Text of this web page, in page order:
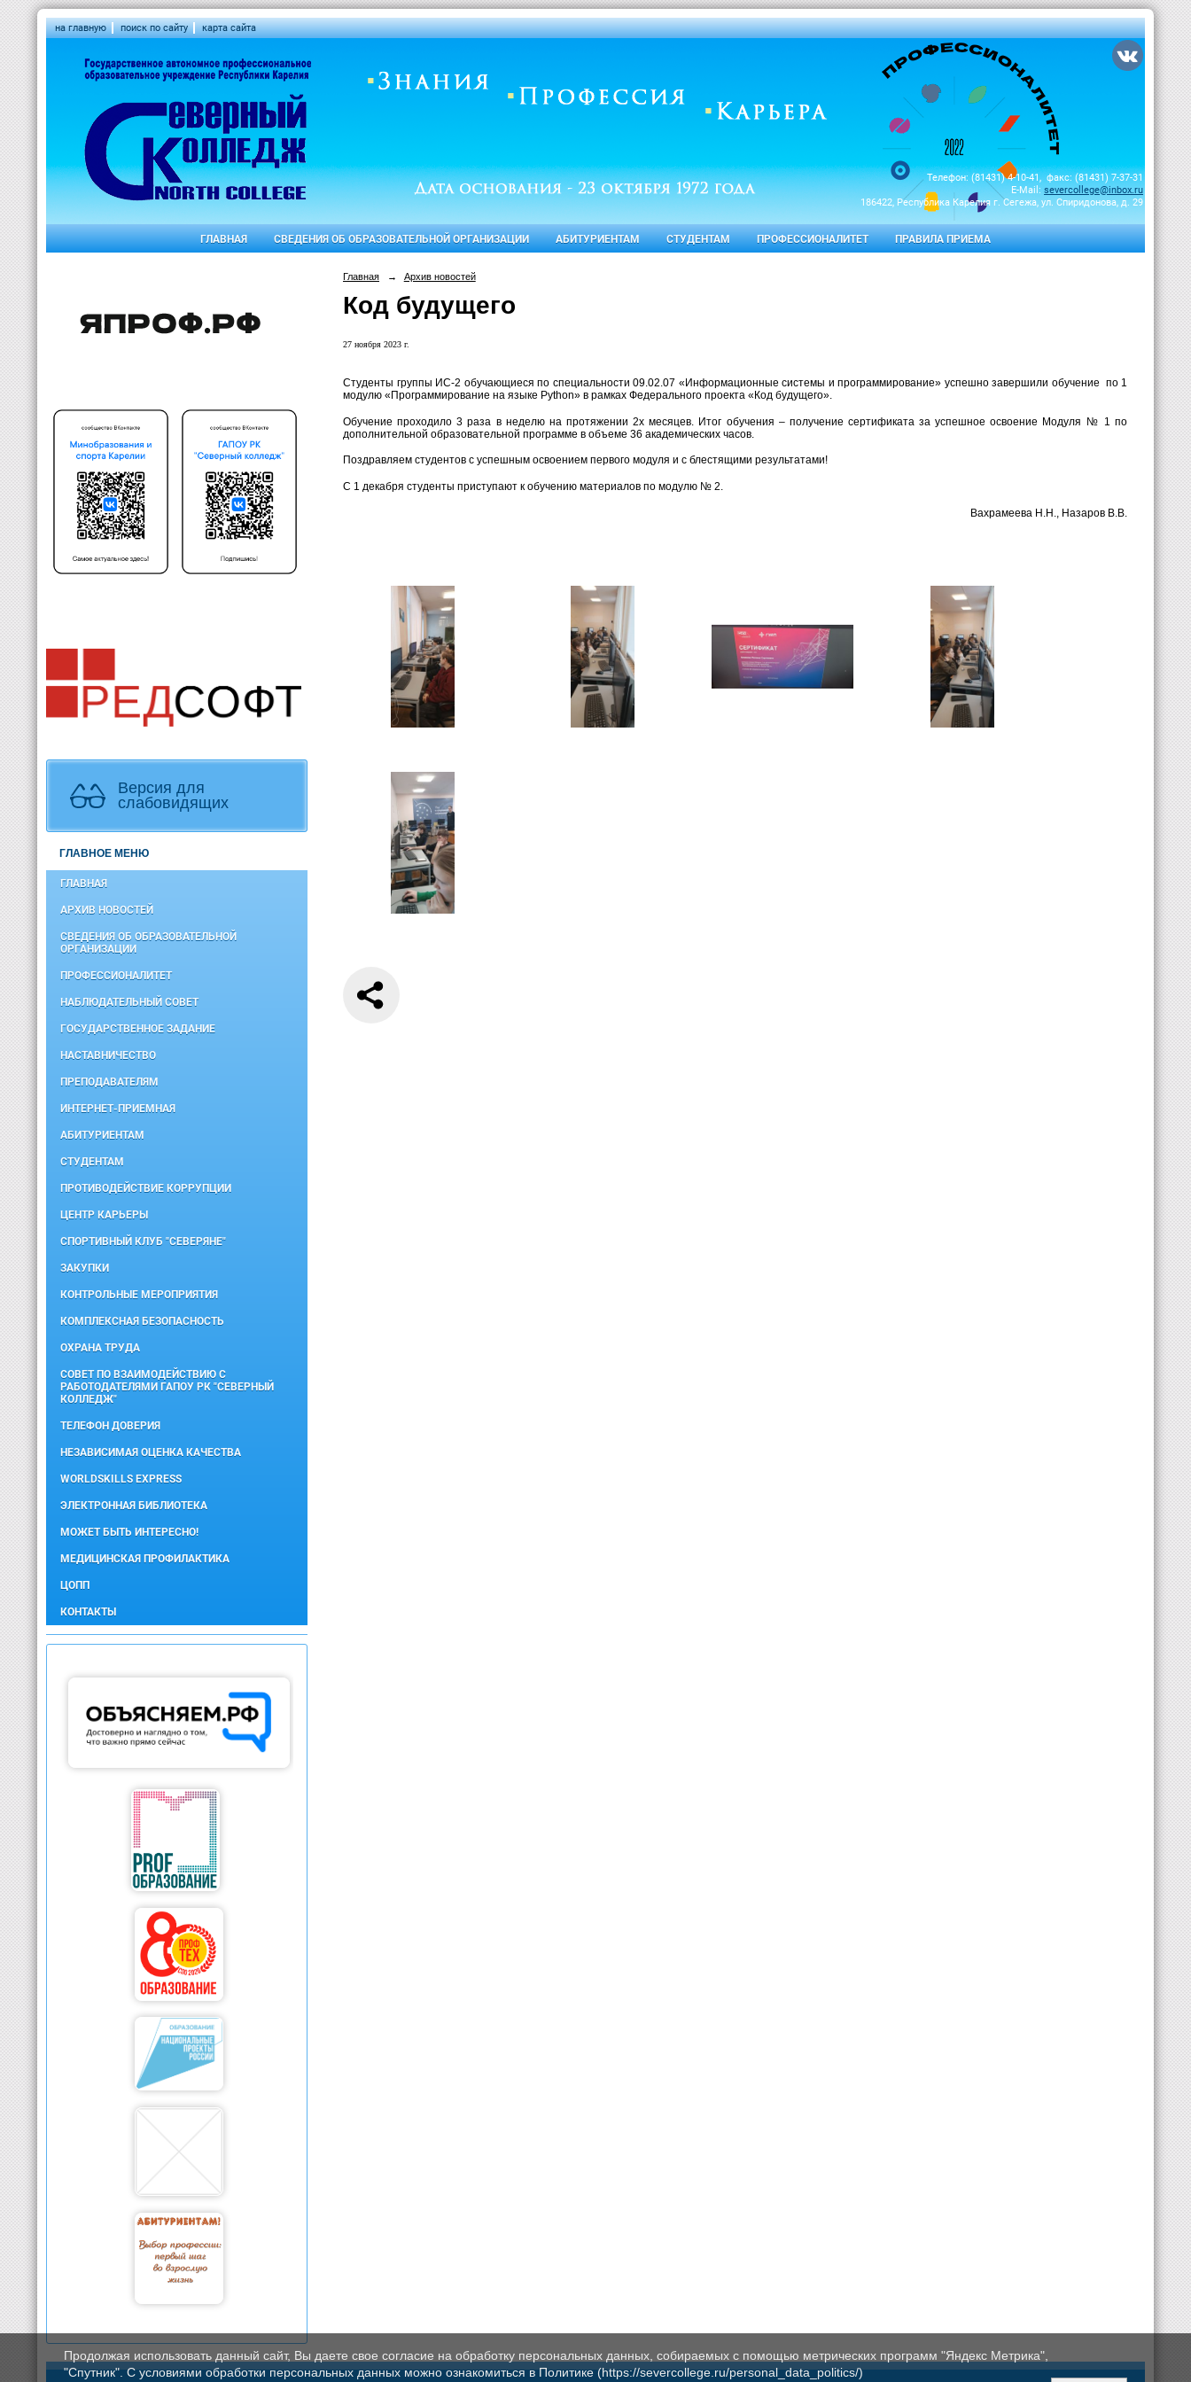
на главную поиск по сайту карта сайта
Телефон: (81431) 4-10-41, факс: (81431) 7-37-31
E-Mail: severcollege@inbox.ru
186422, Республика Карелия г. Сегежа, ул. Спиридонова, д. 29
ГЛАВНАЯ СВЕДЕНИЯ ОБ ОБРАЗОВАТЕЛЬНОЙ ОРГАНИЗАЦИИ АБИТУРИЕНТАМ СТУДЕНТАМ ПРОФЕССИОНАЛИТЕТ ПРАВИЛА ПРИЕМА
Версия для
слабовидящих
ГЛАВНОЕ МЕНЮ
ГЛАВНАЯ
АРХИВ НОВОСТЕЙ
СВЕДЕНИЯ ОБ ОБРАЗОВАТЕЛЬНОЙ
ОРГАНИЗАЦИИ
ПРОФЕССИОНАЛИТЕТ
НАБЛЮДАТЕЛЬНЫЙ СОВЕТ
ГОСУДАРСТВЕННОЕ ЗАДАНИЕ
НАСТАВНИЧЕСТВО
ПРЕПОДАВАТЕЛЯМ
ИНТЕРНЕТ-ПРИЕМНАЯ
АБИТУРИЕНТАМ
СТУДЕНТАМ
ПРОТИВОДЕЙСТВИЕ КОРРУПЦИИ
ЦЕНТР КАРЬЕРЫ
СПОРТИВНЫЙ КЛУБ "СЕВЕРЯНЕ"
ЗАКУПКИ
КОНТРОЛЬНЫЕ МЕРОПРИЯТИЯ
КОМПЛЕКСНАЯ БЕЗОПАСНОСТЬ
ОХРАНА ТРУДА
СОВЕТ ПО ВЗАИМОДЕЙСТВИЮ С
РАБОТОДАТЕЛЯМИ ГАПОУ РК "СЕВЕРНЫЙ
КОЛЛЕДЖ"
ТЕЛЕФОН ДОВЕРИЯ
НЕЗАВИСИМАЯ ОЦЕНКА КАЧЕСТВА
WORLDSKILLS EXPRESS
ЭЛЕКТРОННАЯ БИБЛИОТЕКА
МОЖЕТ БЫТЬ ИНТЕРЕСНО!
МЕДИЦИНСКАЯ ПРОФИЛАКТИКА
ЦОПП
КОНТАКТЫ
Главная → Архив новостей
Код будущего
27 ноября 2023 г.
Студенты группы ИС-2 обучающиеся по специальности 09.02.07 «Информационные системы и программирование» успешно завершили обучение по 1
модулю «Программирование на языке Python» в рамках Федерального проекта «Код будущего».
Обучение проходило 3 раза в неделю на протяжении 2х месяцев. Итог обучения – получение сертификата за успешное освоение Модуля № 1 по
дополнительной образовательной программе в объеме 36 академических часов.
Поздравляем студентов с успешным освоением первого модуля и с блестящими результатами!
С 1 декабря студенты приступают к обучению материалов по модулю № 2.
Вахрамеева Н.Н., Назаров В.В.
Продолжая использовать данный сайт, Вы даете свое согласие на обработку персональных данных, собираемых с помощью метрических программ "Яндекс Метрика",
"Спутник". С условиями обработки персональных данных можно ознакомиться в Политике (https://severcollege.ru/personal_data_politics/)